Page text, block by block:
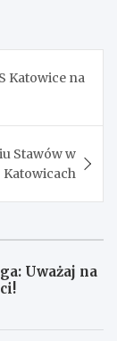
Katowice na
Stawów w
Katowicach
Uważaj na